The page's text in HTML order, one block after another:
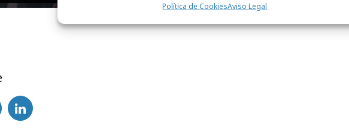
Política de CookiesAviso Legal